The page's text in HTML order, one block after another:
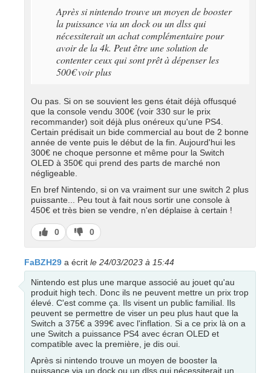
Après si nintendo trouve un moyen de booster
la puissance via un dock ou un dlss qui
nécessiterait un achat complémentaire pour
avoir de la 4k. Peut être une solution de
contenter ceux qui sont prêt à dépenser les
500€ voir plus
Ou pas. Si on se souvient les gens était déjà offusqué
que la console vendu 300€ (voir 330 sur le prix
recommander) soit déjà plus onéreux qu'une PS4.
Certain prédisait un bide commercial au bout de 2 bonne
année de vente puis le début de la fin. Aujourd'hui les
300€ ne choque personne et même pour la Switch
OLED à 350€ qui prend des parts de marché non
négligeable.
En bref Nintendo, si on va vraiment sur une switch 2 plus
puissante... Peu tout à fait nous sortir une console à
450€ et très bien se vendre, n'en déplaise à certain !
J’aime
0
J’aime
pas
0
FaBZH29 a écrit le 24/03/2023 à 15:44
Nintendo est plus une marque associé au jouet qu'au
produit high tech. Donc ils ne peuvent mettre un prix trop
élevé. C'est comme ça. Ils visent un public familial. Ils
peuvent se permettre de viser un peu plus haut que la
Switch a 375€ a 399€ avec l'inflation. Si a ce prix là on a
une Switch a puissance PS4 avec écran OLED et
compatible avec la première, je dis oui.
Après si nintendo trouve un moyen de booster la
puissance via un dock ou un dlss qui nécessiterait un